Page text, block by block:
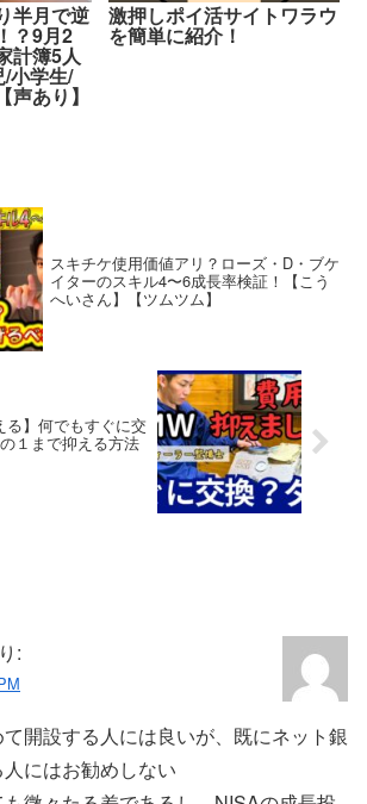
半月で逆
？9月2
計簿5人
小学生/
声あり】
激押しポイ活サイトワラウ
を簡単に紹介！
スキチケ使用価値アリ？ローズ・D・ブケ
イターのスキル4〜6成長率検証！【こう
へいさん】【ツムツム】
る】何でもすぐに交
１まで抑える方法
:
開設する人には良いが、既にネット銀
にはお勧めしない